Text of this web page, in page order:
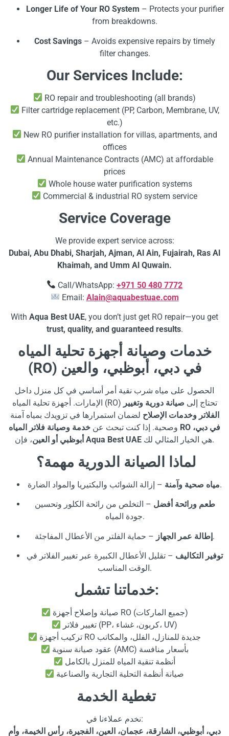
Longer Life of Your RO System – Protects your purifier
from breakdowns.
Cost Savings – Avoids expensive repairs by timely
filter changes.
Our Services Include:
RO repair and troubleshooting (all brands)
Filter cartridge replacement (PP, Carbon, Membrane, UV,
etc.)
New RO purifier installation for villas, apartments, and
offices
Annual Maintenance Contracts (AMC) at affordable
prices
Whole house water purification systems
Commercial & industrial RO system service
Service Coverage
We provide expert service across:
Dubai, Abu Dhabi, Sharjah, Ajman, Al Ain, Fujairah, Ras Al
Khaimah, and Umm Al Quwain.
Call/WhatsApp:+971 50 480 7772
Email: Alain@aquabestuae.com
With Aqua Best UAE, you don’t just get RO repair—you get
trust, quality, and guaranteed results.
خدمات وصيانة أجهزة تحلية المياه
(RO) في دبي، أبوظبي، والعين
الحصول على مياه شرب نقية أمر أساسي في كل منزل داخل
الإمارات. أجهزة تحلية المياه (RO) تحتاج إلى صيانة دورية وتغيير
الفلاتر وخدمات الإصلاح لضمان استمرارها في تزويدك بمياه آمنة
وصحية. إذا كنت تبحث عن خدمة وصيانة فلاتر المياه RO في دبي،
أبوظبي أو العين Aqua Best UAE هي الخيار المثالي لك.
لماذا الصيانة الدورية مهمة؟
مياه صحية وآمنة– إزالة الشوائب والبكتيريا والمواد الضارة.
طعم ورائحة أفضل – التخلص من رائحة الكلور وتحسين
جودة المياه.
إطالة عمر الجهاز– حماية الفلتر من الأعطال المفاجئة.
توفير التكاليف – تقليل الأعطال الكبيرة عبر تغيير الفلاتر في
الوقت المناسب.
خدماتنا تشمل:
صيانة وإصلاح أجهزة RO (جميع الماركات)
تغيير فلاتر (PP، كربون، غشاء، UV)
تركيب أجهزة RO جديدة للمنازل، الفلل، والمكاتب
عقود صيانة سنوية (AMC) بأسعار منافسة
أنظمة تنقية المياه للمنزل بالكامل
صيانة أنظمة التحلية التجارية والصناعية
تغطية الخدمة
نخدم عملاءنا في:
دبي، أبوظبي، الشارقة، عجمان، العين، الفجيرة، رأس الخيمة، وأم